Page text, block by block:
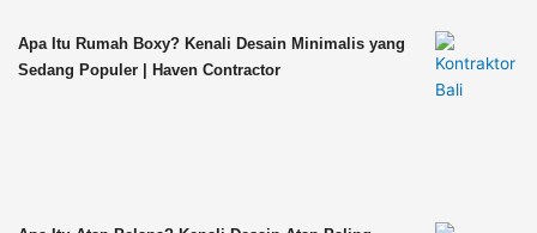
Apa Itu Rumah Boxy? Kenali Desain Minimalis yang
Sedang Populer | Haven Contractor